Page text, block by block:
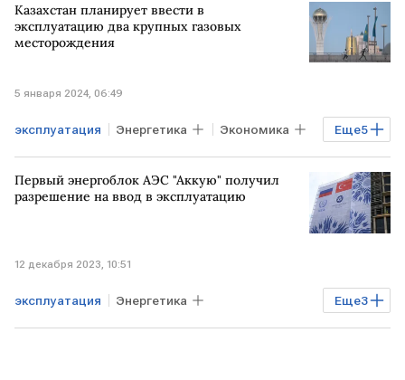
Казахстан планирует ввести в
эксплуатацию два крупных газовых
месторождения
5 января 2024, 06:49
Еще5
эксплуатация Энергетика Экономика
Мировая экономика Газ
месторождение план КАЗАХСТАН
Первый энергоблок АЭС "Аккую" получил
разрешение на ввод в эксплуатацию
12 декабря 2023, 10:51
Еще3
эксплуатация Энергетика
Альтернативная энергетика ТУРЦИЯ